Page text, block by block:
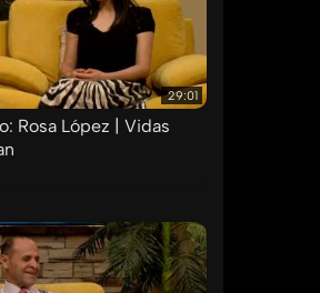
29:01
Rosa López | Vidas